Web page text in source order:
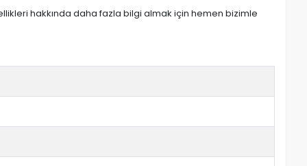
hakkında daha fazla bilgi almak için hemen bizimle